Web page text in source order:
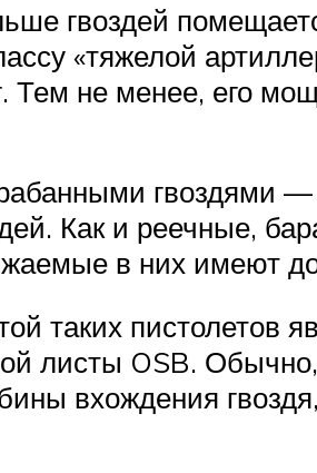
гвоздей
«тяжелой
Тем не менее, его
Как и реечные,
в них имеют
таких пистолетов
листы OSB.
вхождения